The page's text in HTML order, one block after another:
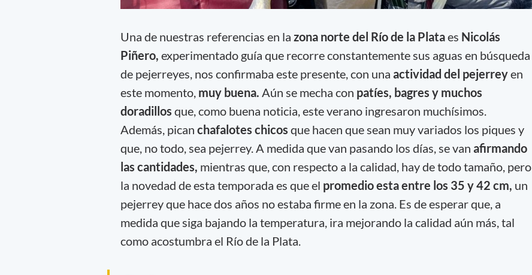
Una de nuestras referencias en la zona norte del Río de la Plataes Nicolás
Piñero, experimentado guía que recorre constantemente sus aguas en búsqueda
de pejerreyes, nos confirmaba este presente, con una actividad del pejerreyen
este momento, muy buena. Aún se mecha con patíes, bagres y muchos
doradillos que, como buena noticia, este verano ingresaron muchísimos.
Además, pican chafalotes chicos que hacen que sean muy variados los piques y
que, no todo, sea pejerrey. A medida que van pasando los días, se van afirmando
las cantidades, mientras que, con respecto a la calidad, hay de todo tamaño, pero
la novedad de esta temporada es que el promedio esta entre los 35 y 42 cm, un
pejerrey que hace dos años no estaba firme en la zona. Es de esperar que, a
medida que siga bajando la temperatura, ira mejorando la calidad aún más, tal
como acostumbra el Río de la Plata.